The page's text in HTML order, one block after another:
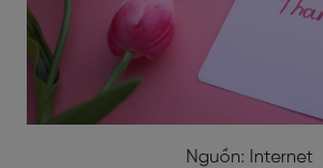
Nguồn: Internet